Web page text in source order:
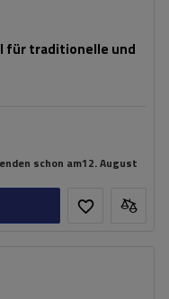
für traditionelle und
schon am12. August